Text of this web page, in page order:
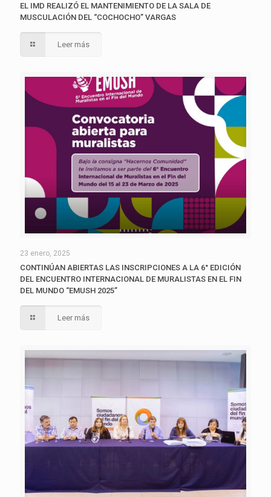
EL IMD REALIZÓ EL MANTENIMIENTO DE LA SALA DE
MUSCULACIÓN DEL “COCHOCHO” VARGAS
Leer más
23 enero, 2025
CONTINÚAN ABIERTAS LAS INSCRIPCIONES A LA 6° EDICIÓN
DEL ENCUENTRO INTERNACIONAL DE MURALISTAS EN EL FIN
DEL MUNDO “EMUSH 2025”
Leer más